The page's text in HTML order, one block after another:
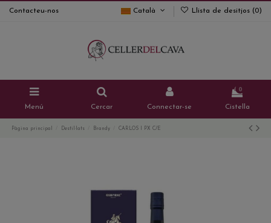
Contacteu-nos Català Llista de desitjos (0)
Menú Cercar Connectar-se
0
Cistella
Pàgina principal Destil·lats Brandy CARLOS I PX C/E